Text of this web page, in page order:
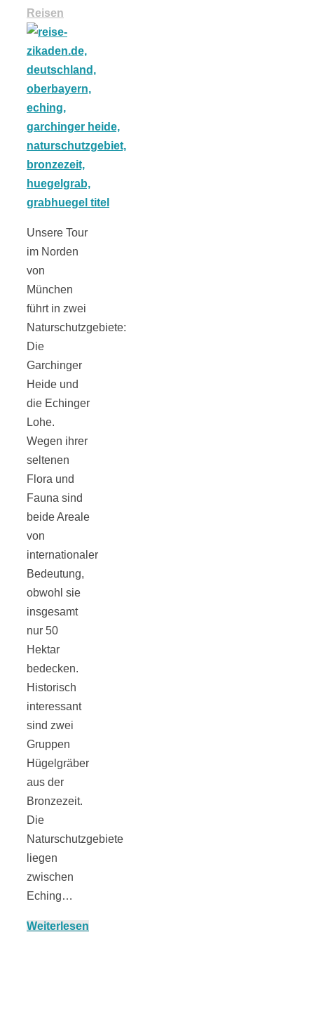
Reisen
Unsere Tour
im Norden
von
München
führt in zwei
Naturschutzgebiete:
Die
Garchinger
Heide und
die Echinger
Lohe.
Wegen ihrer
seltenen
Flora und
Fauna sind
beide Areale
von
internationaler
Bedeutung,
obwohl sie
insgesamt
nur 50
Hektar
bedecken.
Historisch
interessant
sind zwei
Gruppen
Hügelgräber
aus der
Bronzezeit.
Die
Naturschutzgebiete
liegen
zwischen
Eching…
Weiterlesen